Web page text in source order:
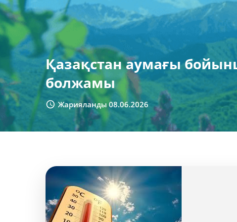
Қазақстан аумағы
болжамы
Жарияланды 08.06.2026